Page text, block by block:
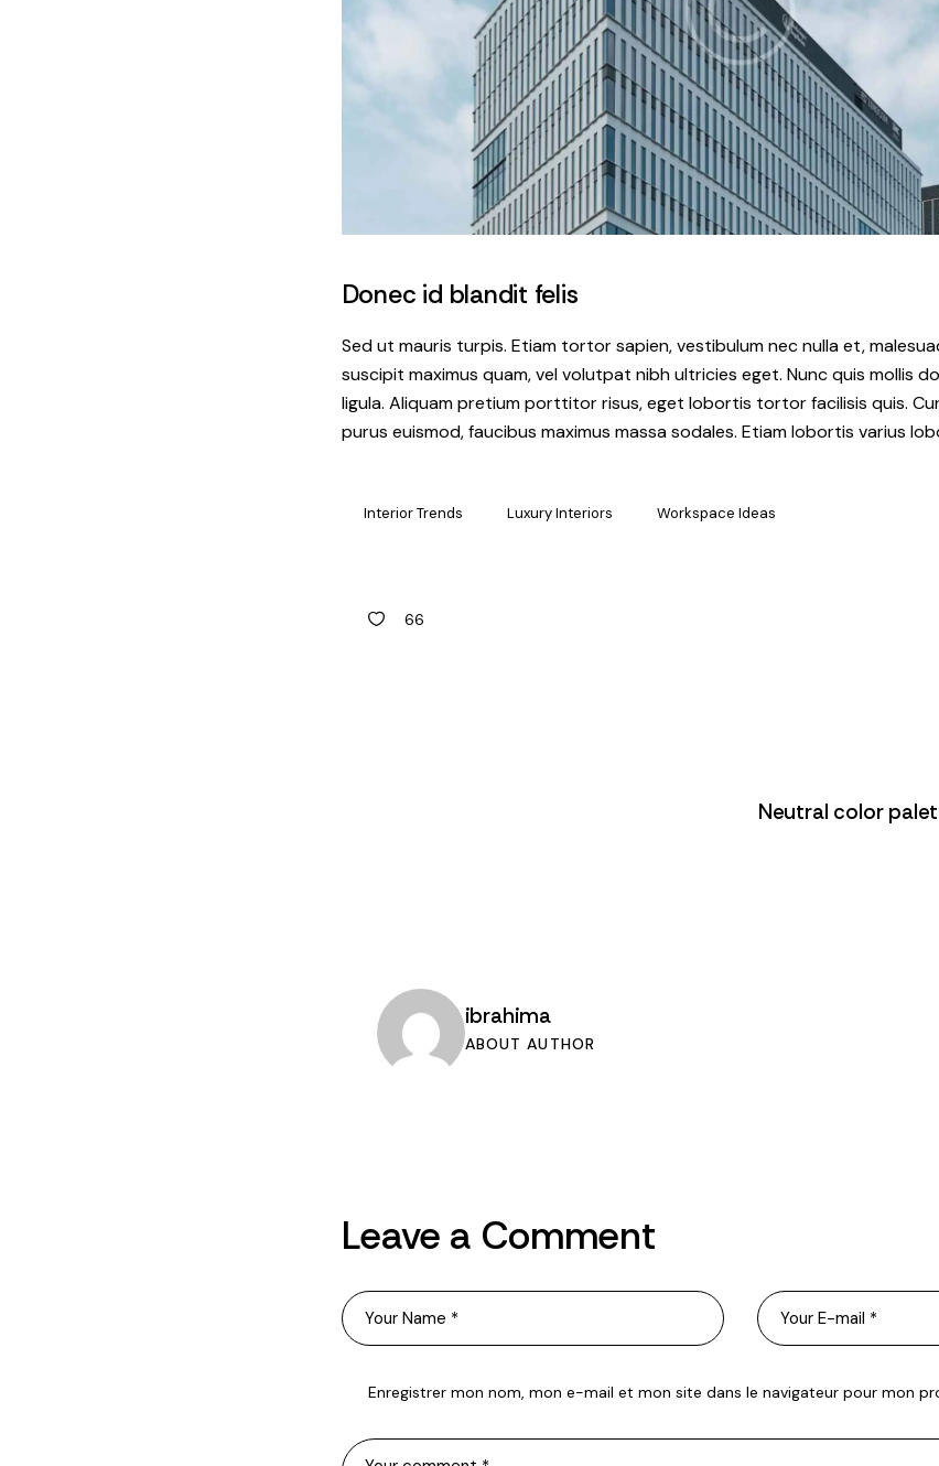
Donec id blandit felis
Sed ut mauris turpis. Etiam tortor sapien, vestibulum nec nulla et,
suscipit maximus quam, vel volutpat nibh ultricies eget. Nunc quis mollis
ligula. Aliquam pretium porttitor risus, eget lobortis tortor facilisis quis.
purus euismod, faucibus maximus massa sodales. Etiam lobortis varius
Interior Trends Luxury Interiors Workspace Ideas
66
Neutral color
ibrahima
ABOUT AUTHOR
Leave a Comment
Enregistrer mon nom, mon e-mail et mon site dans le navigateur pour mon